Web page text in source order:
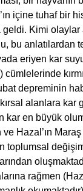
içine tuhaf bir
Kimi olaylar
bu anlatılardan
eriyen kar
cümlelerinde
depreminin
alanlara kar
kar en büyük
Hazal’ın
toplumsal
rağmen